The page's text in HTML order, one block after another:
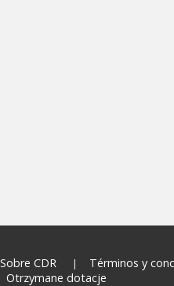
Sobre CDR Términos y
Otrzymane dotacje